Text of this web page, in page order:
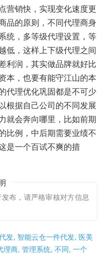
营销快，实现变化速度更
品的原则，不同代理商身
统， 多等级代理设置，等
低，这样上下级代理之间
利润， 其实做品牌就好比
本，也要有能守江山的本
代理优化巩固都是不可少
根据自己公司的不同发展
就会奔向哪里，比如前期
比例，中后期需要业绩不
是一个百试不爽的措
布，请严格审核对方信息
发, 智能云仓一件代发, 医美
理商, 管理系统, 不同, 一个